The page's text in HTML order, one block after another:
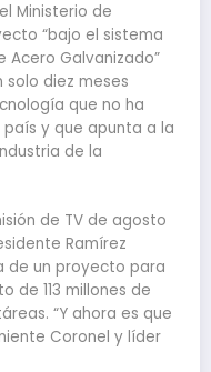
Ministerio de
“bajo el sistema
Acero Galvanizado”
diez meses
que no ha
y que apunta a la
de la
de TV de agosto
Ramírez
de un proyecto para
de 113 millones de
“Y ahora es que
Coronel y líder